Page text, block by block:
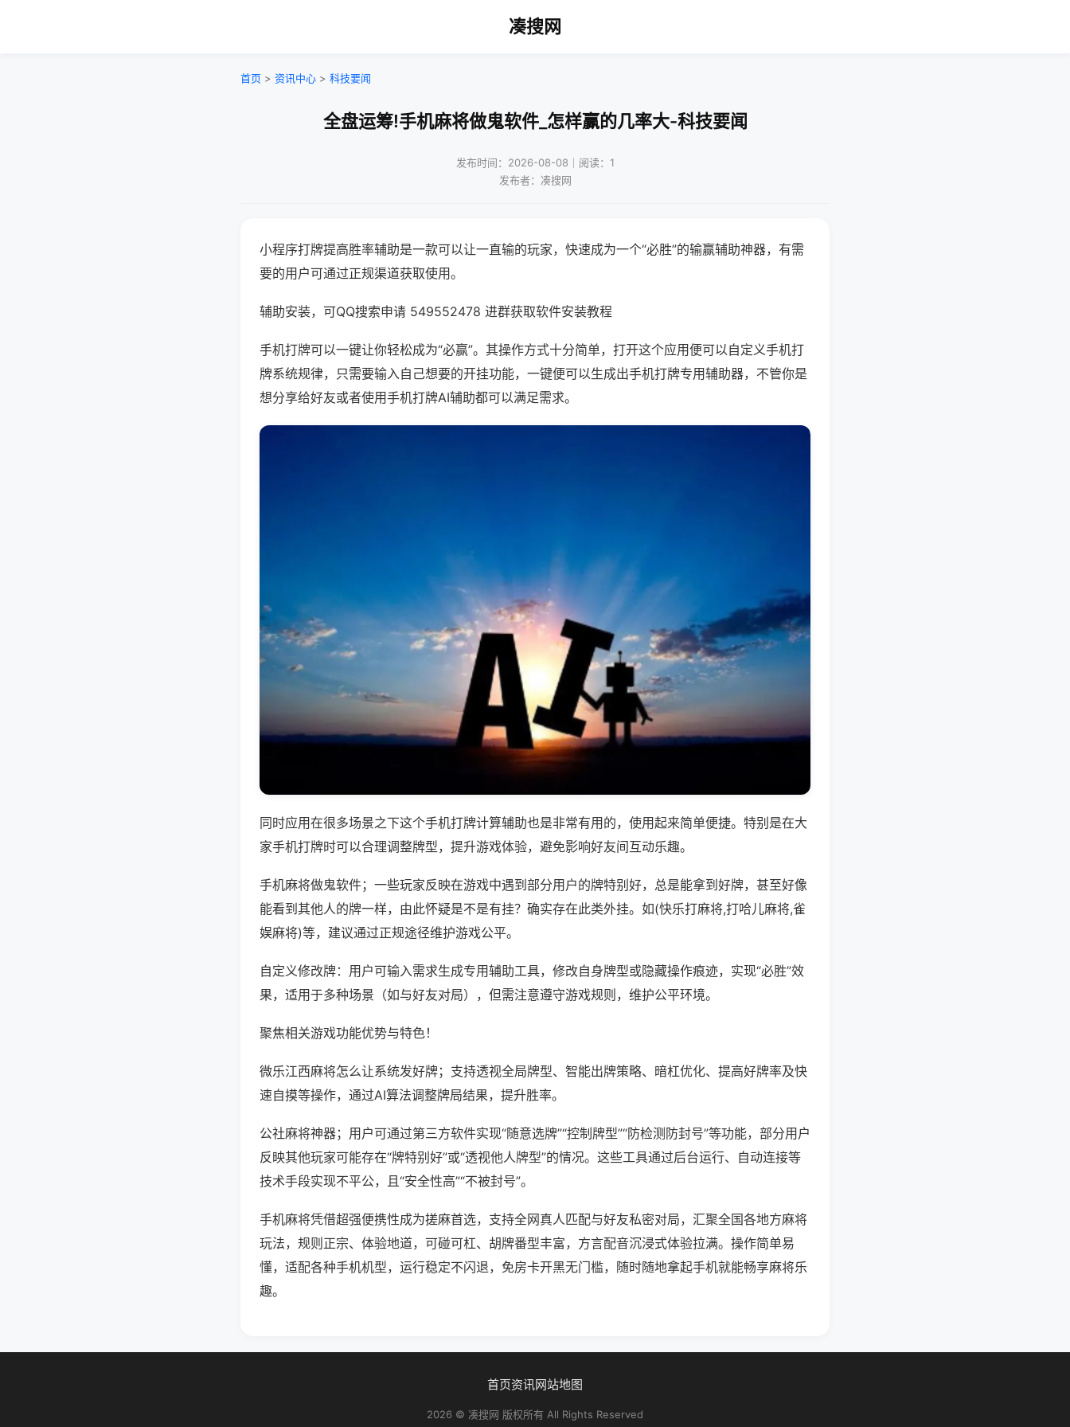
凑搜网
首页 > 资讯中心 > 科技要闻
全盘运筹!手机麻将做鬼软件_怎样赢的几率大-科技要闻
发布时间：2026-08-08｜阅读：1
发布者：凑搜网
小程序打牌提高胜率辅助是一款可以让一直输的玩家，快速成为一个“必胜”的输赢辅助神器，有需
要的用户可通过正规渠道获取使用。
辅助安装，可QQ搜索申请 549552478 进群获取软件安装教程
手机打牌可以一键让你轻松成为“必赢”。其操作方式十分简单，打开这个应用便可以自定义手机打
牌系统规律，只需要输入自己想要的开挂功能，一键便可以生成出手机打牌专用辅助器，不管你是
想分享给好友或者使用手机打牌AI辅助都可以满足需求。
同时应用在很多场景之下这个手机打牌计算辅助也是非常有用的，使用起来简单便捷。特别是在大
家手机打牌时可以合理调整牌型，提升游戏体验，避免影响好友间互动乐趣。
手机麻将做鬼软件；一些玩家反映在游戏中遇到部分用户的牌特别好，总是能拿到好牌，甚至好像
能看到其他人的牌一样，由此怀疑是不是有挂？确实存在此类外挂。如(快乐打麻将,打哈儿麻将,雀
娱麻将)等，建议通过正规途径维护游戏公平。
自定义修改牌：用户可输入需求生成专用辅助工具，修改自身牌型或隐藏操作痕迹，实现“必胜”效
果，适用于多种场景（如与好友对局），但需注意遵守游戏规则，维护公平环境。
聚焦相关游戏功能优势与特色！
微乐江西麻将怎么让系统发好牌；支持透视全局牌型、智能出牌策略、暗杠优化、提高好牌率及快
速自摸等操作，通过AI算法调整牌局结果，提升胜率。
公社麻将神器；用户可通过第三方软件实现“随意选牌”“控制牌型”“防检测防封号”等功能，部分用户
反映其他玩家可能存在“牌特别好”或“透视他人牌型”的情况。这些工具通过后台运行、自动连接等
技术手段实现不平公，且“安全性高”“不被封号”。
手机麻将凭借超强便携性成为搓麻首选，支持全网真人匹配与好友私密对局，汇聚全国各地方麻将
玩法，规则正宗、体验地道，可碰可杠、胡牌番型丰富，方言配音沉浸式体验拉满。操作简单易
懂，适配各种手机机型，运行稳定不闪退，免房卡开黑无门槛，随时随地拿起手机就能畅享麻将乐
趣。
首页资讯网站地图
2026 © 凑搜网 版权所有 All Rights Reserved